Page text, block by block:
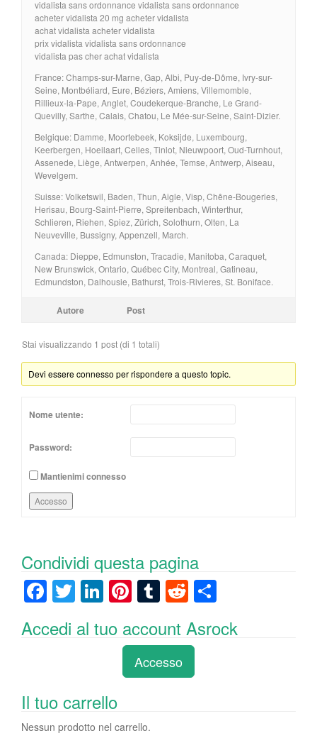
vidalista sans ordonnance vidalista sans ordonnance
acheter vidalista 20 mg acheter vidalista
achat vidalista acheter vidalista
prix vidalista vidalista sans ordonnance
vidalista pas cher achat vidalista
France: Champs-sur-Marne, Gap, Albi, Puy-de-Dôme, Ivry-sur-
Seine, Montbéliard, Eure, Béziers, Amiens, Villemomble,
Rillieux-la-Pape, Anglet, Coudekerque-Branche, Le Grand-
Quevilly, Sarthe, Calais, Chatou, Le Mée-sur-Seine, Saint-Dizier.
Belgique: Damme, Moortebeek, Koksijde, Luxembourg,
Keerbergen, Hoeilaart, Celles, Tinlot, Nieuwpoort, Oud-Turnhout,
Assenede, Liège, Antwerpen, Anhée, Temse, Antwerp, Aiseau,
Wevelgem.
Suisse: Volketswil, Baden, Thun, Aigle, Visp, Chêne-Bougeries,
Herisau, Bourg-Saint-Pierre, Spreitenbach, Winterthur,
Schlieren, Riehen, Spiez, Zürich, Solothurn, Olten, La
Neuveville, Bussigny, Appenzell, March.
Canada: Dieppe, Edmunston, Tracadie, Manitoba, Caraquet,
New Brunswick, Ontario, Québec City, Montreal, Gatineau,
Edmundston, Dalhousie, Bathurst, Trois-Rivieres, St. Boniface.
Autore Post
Stai visualizzando 1 post (di 1 totali)
Devi essere connesso per rispondere a questo topic.
Nome utente:
Password:
Mantienimi connesso
Accesso
Condividi questa pagina
F
c
o
o
T
wi
tt
Li
k
n
Pi
er
e
st
T
m
bl
r
R
e
d
di
t
n
Accedi al tuo account Asrock
Accesso
Il tuo carrello
Nessun prodotto nel carrello.